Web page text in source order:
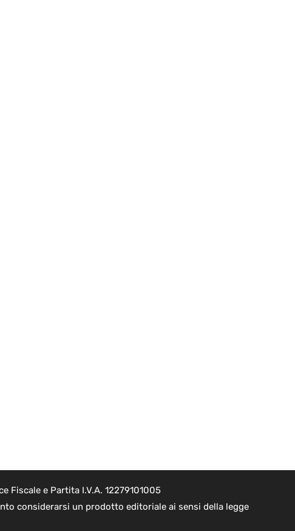
Fiscale e Partita I.V.A. 12279101005
considerarsi un prodotto editoriale ai sensi della legge